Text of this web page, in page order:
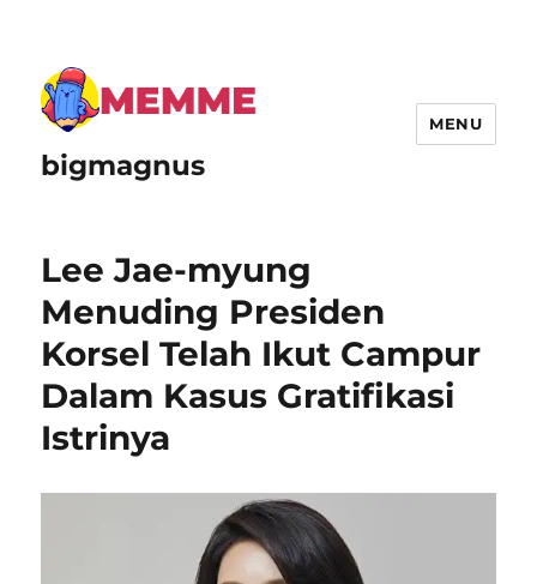
bigmagnus
MENU
Lee Jae-myung
Menuding Presiden
Korsel Telah Ikut Campur
Dalam Kasus Gratifikasi
Istrinya